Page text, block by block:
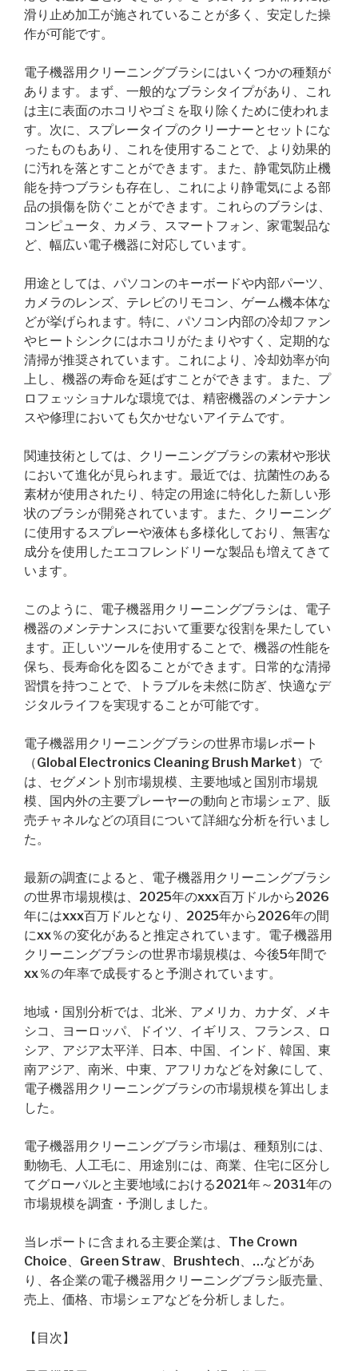
滑り止め加工が施されていることが多く、安定した操
作が可能です。
電子機器用クリーニングブラシにはいくつかの種類が
あります。まず、一般的なブラシタイプがあり、これ
は主に表面のホコリやゴミを取り除くために使われま
す。次に、スプレータイプのクリーナーとセットにな
ったものもあり、これを使用することで、より効果的
に汚れを落とすことができます。また、静電気防止機
能を持つブラシも存在し、これにより静電気による部
品の損傷を防ぐことができます。これらのブラシは、
コンピュータ、カメラ、スマートフォン、家電製品な
ど、幅広い電子機器に対応しています。
用途としては、パソコンのキーボードや内部パーツ、
カメラのレンズ、テレビのリモコン、ゲーム機本体な
どが挙げられます。特に、パソコン内部の冷却ファン
やヒートシンクにはホコリがたまりやすく、定期的な
清掃が推奨されています。これにより、冷却効率が向
上し、機器の寿命を延ばすことができます。また、プ
ロフェッショナルな環境では、精密機器のメンテナン
スや修理においても欠かせないアイテムです。
関連技術としては、クリーニングブラシの素材や形状
において進化が見られます。最近では、抗菌性のある
素材が使用されたり、特定の用途に特化した新しい形
状のブラシが開発されています。また、クリーニング
に使用するスプレーや液体も多様化しており、無害な
成分を使用したエコフレンドリーな製品も増えてきて
います。
このように、電子機器用クリーニングブラシは、電子
機器のメンテナンスにおいて重要な役割を果たしてい
ます。正しいツールを使用することで、機器の性能を
保ち、長寿命化を図ることができます。日常的な清掃
習慣を持つことで、トラブルを未然に防ぎ、快適なデ
ジタルライフを実現することが可能です。
電子機器用クリーニングブラシの世界市場レポート
（Global Electronics Cleaning Brush Market）で
は、セグメント別市場規模、主要地域と国別市場規
模、国内外の主要プレーヤーの動向と市場シェア、販
売チャネルなどの項目について詳細な分析を行いまし
た。
最新の調査によると、電子機器用クリーニングブラシ
の世界市場規模は、2025年のxxx百万ドルから2026
年にはxxx百万ドルとなり、2025年から2026年の間
にxx％の変化があると推定されています。電子機器用
クリーニングブラシの世界市場規模は、今後5年間で
xx％の年率で成長すると予測されています。
地域・国別分析では、北米、アメリカ、カナダ、メキ
シコ、ヨーロッパ、ドイツ、イギリス、フランス、ロ
シア、アジア太平洋、日本、中国、インド、韓国、東
南アジア、南米、中東、アフリカなどを対象にして、
電子機器用クリーニングブラシの市場規模を算出しま
した。
電子機器用クリーニングブラシ市場は、種類別には、
動物毛、人工毛に、用途別には、商業、住宅に区分し
てグローバルと主要地域における2021年～2031年の
市場規模を調査・予測しました。
当レポートに含まれる主要企業は、The Crown
Choice、Green Straw、Brushtech、…などがあ
り、各企業の電子機器用クリーニングブラシ販売量、
売上、価格、市場シェアなどを分析しました。
【目次】